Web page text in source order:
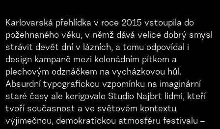
Karlovarská přehlídka v roce 2015 vstoupila do
požehnaného věku, v němž dává velice dobrý smysl
strávit devět dní v lázních, a tomu odpovídal i
design kampaně mezi kolonádním pítkem a
plechovým odznáčkem na vycházkovou hůl.
Absurdní typografickou vzpomínku na imaginární
staré časy ale korigovalo Studio Najbrt lidmi, kteří
tvoří současnost a ve světovém kontextu
výjimečnou, demokratickou atmosféru festivalu –